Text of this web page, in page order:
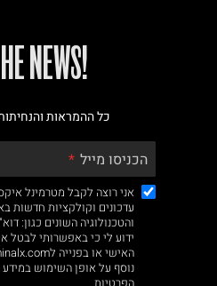
!GET THE NEWS
כל ההמראות
הכניסו מייל
אני רוצה לקבל מטרמינל
עדכונים וקולקציות חדשות
והטכנולוגיה השונים כגון:
ידוע לי כי באפשרותי לבטל
נוסף על אופן השימוש
הפרטיות.